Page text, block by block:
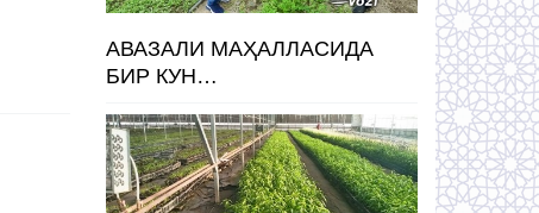
АВАЗАЛИ МАҲАЛЛАСИДА
БИР КУН…